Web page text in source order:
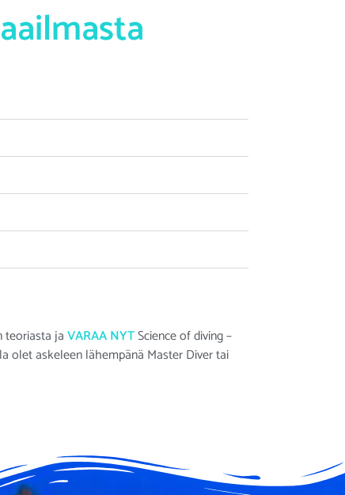
teoriasta jaVARAA NYTScience of diving –
olet askeleen lähempänä Master Diver tai